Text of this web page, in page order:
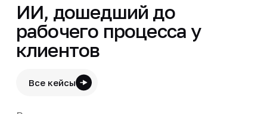
ИИ, дошедший до
рабочего процесса у
клиентов
Все кейсы